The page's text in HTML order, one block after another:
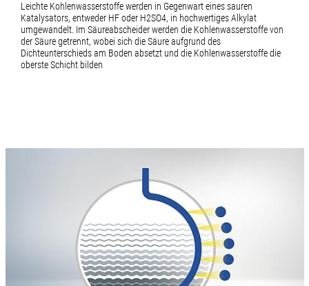
Leichte Kohlenwasserstoffe werden in Gegenwart eines sauren
Katalysators, entweder HF oder H2SO4, in hochwertiges Alkylat
umgewandelt. Im Säureabscheider werden die Kohlen­wasserstoffe von
der Säure getrennt, wobei sich die Säure aufgrund des
Dichteunterschieds am Boden absetzt und die Kohlenwasserstoffe die
oberste Schicht bilden